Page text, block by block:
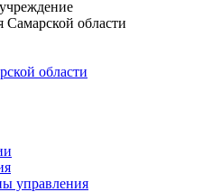
Самарской области
управления